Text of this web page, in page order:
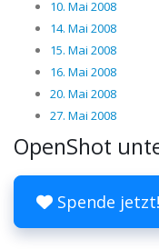
10. Mai 2008
14. Mai 2008
15. Mai 2008
16. Mai 2008
20. Mai 2008
27. Mai 2008
OpenShot
Spende jetzt!